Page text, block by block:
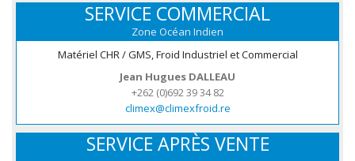
SERVICE COMMERCIAL
Zone Océan Indien
Matériel CHR / GMS, Froid Industriel et Commercial
Jean Hugues DALLEAU
+262 (0)692 39 34 82
climex@climexfroid.re
SERVICE APRÈS VENTE